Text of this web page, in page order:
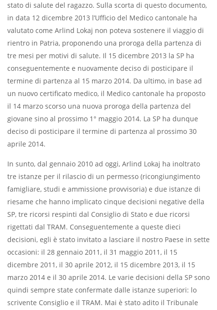
stato di salute del ragazzo. Sulla scorta di questo documento,
in data 12 dicembre 2013 l’Ufficio del Medico cantonale ha
valutato come Arlind Lokaj non poteva sostenere il viaggio di
rientro in Patria, proponendo una proroga della partenza di
tre mesi per motivi di salute. Il 15 dicembre 2013 la SP ha
conseguentemente e nuovamente deciso di posticipare il
termine di partenza al 15 marzo 2014. Da ultimo, in base ad
un nuovo certificato medico, il Medico cantonale ha proposto
il 14 marzo scorso una nuova proroga della partenza del
giovane sino al prossimo 1° maggio 2014. La SP ha dunque
deciso di posticipare il termine di partenza al prossimo 30
aprile 2014.
In sunto, dal gennaio 2010 ad oggi, Arlind Lokaj ha inoltrato
tre istanze per il rilascio di un permesso (ricongiungimento
famigliare, studi e ammissione provvisoria) e due istanze di
riesame che hanno implicato cinque decisioni negative della
SP, tre ricorsi respinti dal Consiglio di Stato e due ricorsi
rigettati dal TRAM. Conseguentemente a queste dieci
decisioni, egli è stato invitato a lasciare il nostro Paese in sette
occasioni: il 28 gennaio 2011, il 31 maggio 2011, il 15
dicembre 2011, il 30 aprile 2012, il 15 dicembre 2013, il 15
marzo 2014 e il 30 aprile 2014. Le varie decisioni della SP sono
quindi sempre state confermate dalle istanze superiori: lo
scrivente Consiglio e il TRAM. Mai è stato adito il Tribunale